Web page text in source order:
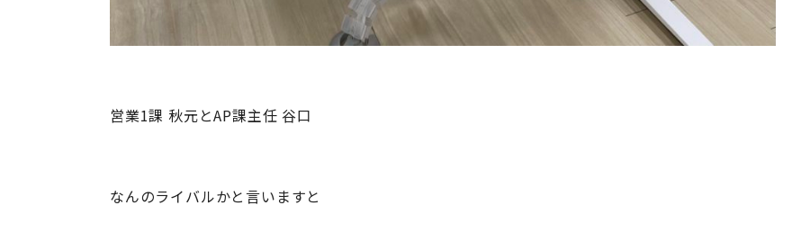
営業1課 秋元とAP課主任 谷口
なんのライバルかと言いますと